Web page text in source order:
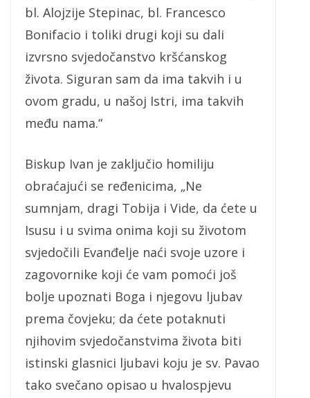
bl. Alojzije Stepinac, bl. Francesco
Bonifacio i toliki drugi koji su dali
izvrsno svjedočanstvo kršćanskog
života. Siguran sam da ima takvih i u
ovom gradu, u našoj Istri, ima takvih
među nama.“
Biskup Ivan je zaključio homiliju
obraćajući se ređenicima, „Ne
sumnjam, dragi Tobija i Vide, da ćete u
Isusu i u svima onima koji su životom
svjedočili Evanđelje naći svoje uzore i
zagovornike koji će vam pomoći još
bolje upoznati Boga i njegovu ljubav
prema čovjeku; da ćete potaknuti
njihovim svjedočanstvima života biti
istinski glasnici ljubavi koju je sv. Pavao
tako svečano opisao u hvalospjevu